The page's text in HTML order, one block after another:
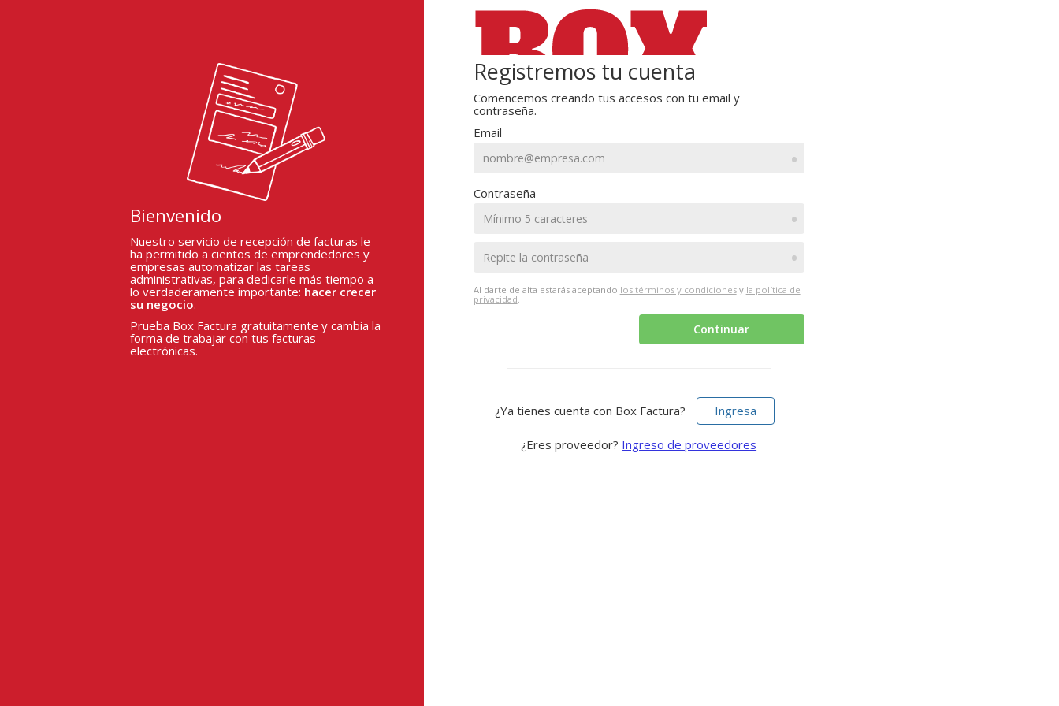
Bienvenido
Nuestro servicio de recepción de facturas le
ha permitido a cientos de emprendedores y
empresas automatizar las tareas
administrativas, para dedicarle más tiempo a
lo verdaderamente importante: hacer crecer
su negocio.
Prueba Box Factura gratuitamente y cambia la
forma de trabajar con tus facturas
electrónicas.
Registremos tu cuenta
Comencemos creando tus accesos con tu email y
contraseña.
Email
•
Contraseña
•
•
Al darte de alta estarás aceptando los términos y condicionesy la política de
privacidad.
Continuar
¿Ya tienes cuenta con Box Factura? Ingresa
¿Eres proveedor? Ingreso de proveedores